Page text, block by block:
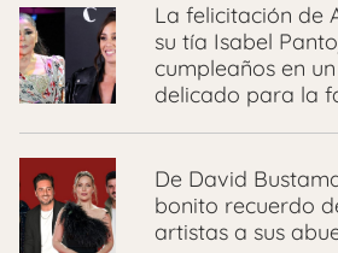
La felicitación de
su tía Isabel
cumpleaños en
delicado para la
De David
bonito recuerdo
artistas a sus